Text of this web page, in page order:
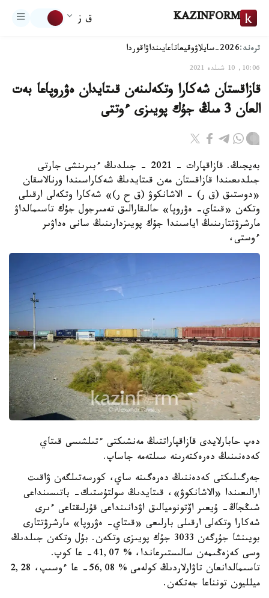
KAZINFORM ق ز
ترەند:2026-سايلاۋ وقيعاتاعايىنداۋاقوردا
10:06, 10 شىلدە 2021
قازاقستان شەكارا وتكەلىنەن قىتايدان ەۋروپاعا بەت
العان 3 مىڭ جۇك پويىزى ءوتتى
بەيجىڭ. قازاقپارات - 2021 - جىلدىڭ ءبىرىنشى جارتى
جىلدىعىندا قازاقستان مەن قىتايدىڭ شەكاراسىندا ورنالاسقان
«دوستىق (ق ر) - الاشانكوۋ (ق ح ر)» شەكارا وتكەلى ارقىلى
وتكەن «قىتاي- ەۋروپا» حالىقارالىق تەمىرجول جۇك تاسىمالداۋ
مارشرۋتتارىنىڭ اياسىندا جۇك پويىزدارىنىڭ سانى ەداۋىر
ءوستى،
دەپ حابارلايدى قازاقپاراتتىڭ مەنشىكتى ءتىلشىسى قىتاي
كەدەنىنىڭ دەرەكتەرىنە سىلتەمە جاساپ.
جەرگىلىكتى كەدەننىڭ دەرەگىنە ساي، كورسەتىلگەن ۋاقىت
ارالىعىندا «الاشانكوۋ»، قىتايدىڭ سولتۇستىك- باتىسىنداعى
شىڭجاڭ- ۇيعىر اۆتونوميالىق اۋدانىنداعى قۇرلىقتاعى ءىرى
شەكارا وتكەلى ارقىلى بارلىعى «قىتاي- ەۋروپا» مارشرۋتتارى
بويىنشا جۇرگەن 3033 جۇك پويىزى وتكەن. بۇل وتكەن جىلدىڭ
وسى كەزەڭىمەن سالىستىرعاندا، % 41,07- عا كوپ.
تاسىمالدانعان تاۋارلاردىڭ كولەمى % 56,08- عا ءوسىپ، 2,28
ميلليون تونناعا جەتكەن.